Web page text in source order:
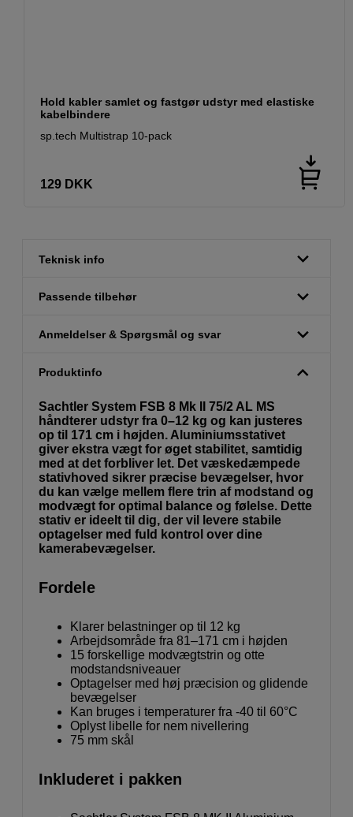
Hold kabler samlet og fastgør udstyr med elastiske
kabelbindere
sp.tech Multistrap 10-pack
129 DKK
Teknisk info
Passende tilbehør
Anmeldelser & Spørgsmål og svar
Produktinfo
Sachtler System FSB 8 Mk II 75/2 AL MS
håndterer udstyr fra 0–12 kg og kan justeres
op til 171 cm i højden. Aluminiumsstativet
giver ekstra vægt for øget stabilitet, samtidig
med at det forbliver let. Det væskedæmpede
stativhoved sikrer præcise bevægelser, hvor
du kan vælge mellem flere trin af modstand og
modvægt for optimal balance og følelse. Dette
stativ er ideelt til dig, der vil levere stabile
optagelser med fuld kontrol over dine
kamerabevægelser.
Fordele
Klarer belastninger op til 12 kg
Arbejdsområde fra 81–171 cm i højden
15 forskellige modvægtstrin og otte
modstandsniveauer
Optagelser med høj præcision og glidende
bevægelser
Kan bruges i temperaturer fra -40 til 60°C
Oplyst libelle for nem nivellering
75 mm skål
Inkluderet i pakken